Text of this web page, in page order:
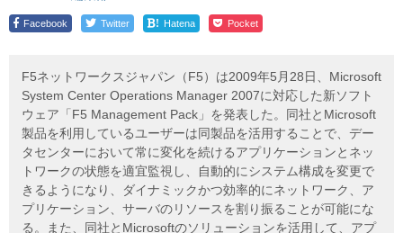
Facebook Twitter ! Hatena Pocket
F5ネットワークスジャパン（F5）は2009年5月28日、Microsoft
System Center Operations Manager 2007に対応した新ソフト
ウェア「F5 Management Pack」を発表した。同社とMicrosoft
製品を利用しているユーザーは同製品を活用することで、デー
タセンターにおいて常に変化を続けるアプリケーションとネッ
トワークの状態を適宜監視し、自動的にシステム構成を変更で
きるようになり、ダイナミックかつ効率的にネットワーク、ア
プリケーション、サーバのリソースを割り振ることが可能にな
る。また、同社とMicrosoftのソリューションを活用して、アプ